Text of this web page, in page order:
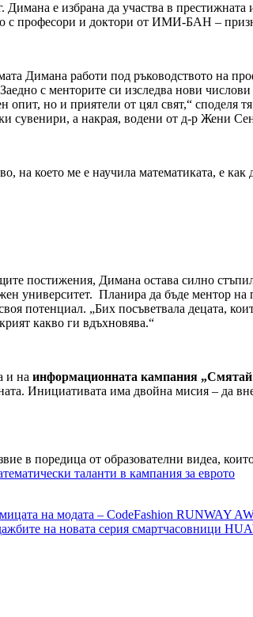
Димана е избрана да участва в
с професори и доктори от ИМИ-БАН –
Димана работи под ръководството на
Заедно с менторите си изследва нови
опит, но и приятели от цял свят,“ споделя
сувенири, а накрая, водени от д-р Жени
на което ме е научила математиката, е
постижения, Димана остава силно
университет. Планира да бъде ментор
потенциал. „Бих посъветвала децата,
какво ги вдъхновява.“
и на информационната кампания
Инициативата има двойна мисия – да
в поредица от образователни видеа,
таланти в кампания за еврото
на модата – CodeFashion RUNWAY
на новата серия смартчасовници